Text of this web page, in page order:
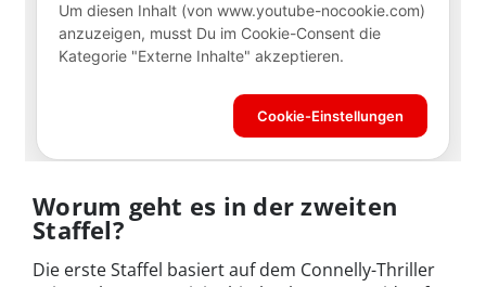
Worum geht es in der zweiten
Staffel?
Die erste Staffel basiert auf dem Connelly-Thriller